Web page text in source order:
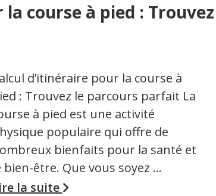
course à pied : Trouvez
d’itinéraire pour la course à
: Trouvez le parcours parfait La
à pied est une activité
populaire qui offre de
bienfaits pour la santé et
bien-être. Que vous soyez …
la suite